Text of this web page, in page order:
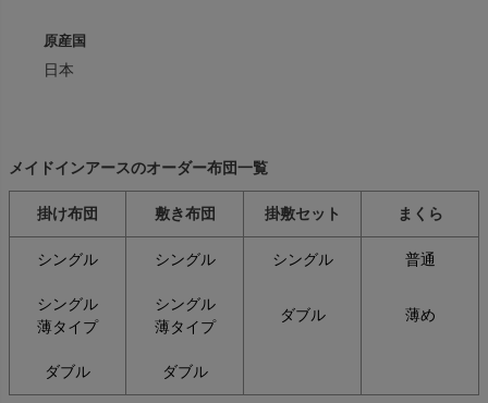
原産国
日本
メイドインアースのオーダー布団一覧
掛け布団 敷き布団 掛敷セット まくら
シングル シングル シングル 普通
シングル
薄タイプ
シングル
薄タイプ
ダブル 薄め
ダブル ダブル